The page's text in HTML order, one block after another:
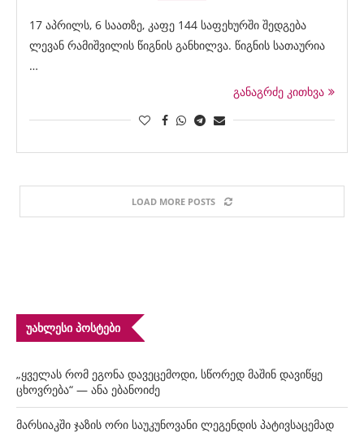
17 აპრილს, 6 საათზე, კაფე 144 საფეხურში შედგება
ლევან რამიშვილის წიგნის განხილვა. წიგნის სათაურია
…
განაგრძე კითხვა
LOAD MORE POSTS
ᲣᲐᲮᲚᲔᲡᲘ ᲞᲝᲡᲢᲔᲑᲘ
„ყველას რომ ეგონა დავეცემოდი, სწორედ მაშინ დავიწყე
ცხოვრება“ — ანა ებანოიძე
მარსიაკში ჯაზის ორი საუკუნოვანი ლეგენდის პატივსაცემად